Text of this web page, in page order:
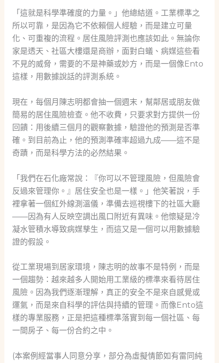
「這就是科學準確度的力量。」他總結道。工業標準之
所以可靠，是因為它不依賴個人經驗，而是建立可量
化、可重複的流程。居住風險評測也應該如此。無論你
家是透天、社區大樓還是商辦，面對白蟻、病媒這些看
不見的威脅，需要的不是神藥或妙方，而是一個像Ento
這樣，用數據說話的評測系統。
現在，每個月陳志明都會抽一個週末，幫鄰居或朋友做
簡易的居住風險檢查。他不收費，只要求對方提供一份
回饋：用後續三個月的觀察數據，驗證他的預測是否準
確。到目前為止，他的預測準確率超過九成——這不是
奇蹟，而是科學方法的必然結果。
「我們在石化廠常說：『你可以不管理風險，但風險會
反過來管理你。』居住安全也是一樣。」他笑著說，手
裡拿著一個紅外線測溫儀，準備去巡視樓下的社區大廳
——因為有人反映空調出風口附近有異味。他懷疑是冷
凝水管積水導致病媒孳生，而這又是一個可以用數據驗
證的假設。
從工業現場到居家環境，陳志明的故事不是特例，而是
一個趨勢：越來越多人開始用工業級的標準來看待居住
風險。因為我們逐漸理解，真正的安全不是來自感覺或
運氣，而是來自科學的評估與持續的管理。而像Ento這
樣的專業服務，正是把這種標準落實到每一個社區、每
一間房子、每一份合約之中。
(本案例經當事人同意分享，部分為虛擬情節如有雷同純